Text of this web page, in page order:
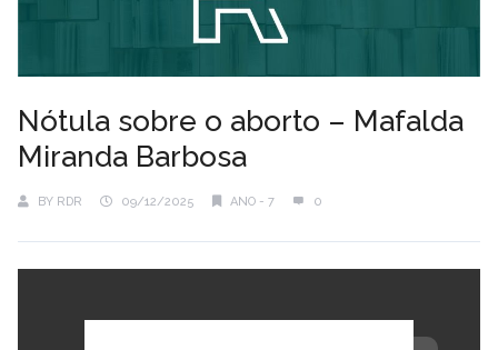
Nótula sobre o aborto – Mafalda
Miranda Barbosa
BY RDR 09/12/2025 ANO - 7 0